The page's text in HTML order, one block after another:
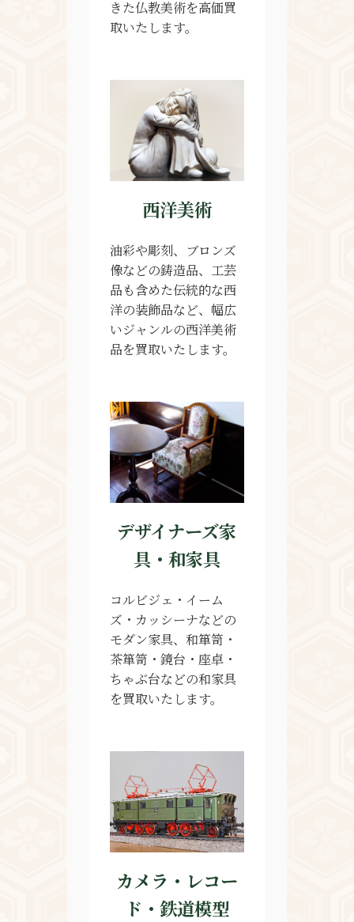
きた仏教美術を高価買
取いたします。
西洋美術
油彩や彫刻、ブロンズ
像などの鋳造品、工芸
品も含めた伝統的な西
洋の装飾品など、幅広
いジャンルの西洋美術
品を買取いたします。
デザイナーズ家
具・和家具
コルビジェ・イーム
ズ・カッシーナなどの
モダン家具、和箪笥・
茶箪笥・鏡台・座卓・
ちゃぶ台などの和家具
を買取いたします。
カメラ・レコー
ド・鉄道模型